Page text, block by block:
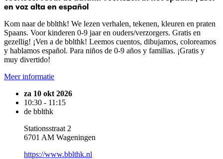
en voz alta en español
Kom naar de bblthk! We lezen verhalen, tekenen, kleuren en praten
Spaans. Voor kinderen 0-9 jaar en ouders/verzorgers. Gratis en
gezellig! ¡Ven a de bblthk! Leemos cuentos, dibujamos, coloreamos
y hablamos español. Para niños de 0-9 años y familias. ¡Gratis y
muy divertido!
Meer informatie
za 10 okt 2026
10:30 - 11:15
de bblthk
Stationsstraat 2
6701 AM Wageningen
https://www.bblthk.nl